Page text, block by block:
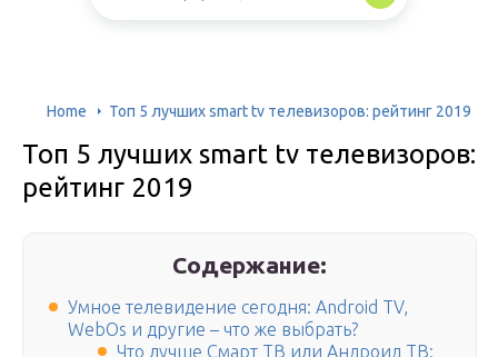
Home Топ 5 лучших smart tv телевизоров: рейтинг 2019
Топ 5 лучших smart tv телевизоров:
рейтинг 2019
Содержание:
Умное телевидение сегодня: Аndroid TV,
WebОs и другие – что же выбрать?
Что лучше Смарт ТВ или Андроид ТВ: